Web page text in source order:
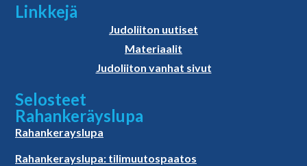
Linkkejä
Judoliiton uutiset
Materiaalit
Judoliiton vanhat sivut
Selosteet
Rahankeräyslupa
Rahankerayslupa
Rahankerayslupa: tilimuutospaatos